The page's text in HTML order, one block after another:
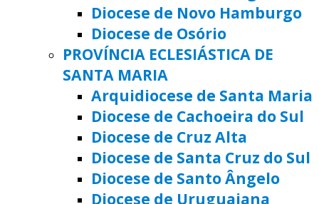
Diocese de Novo Hamburgo
Diocese de Osório
PROVÍNCIA ECLESIÁSTICA DE
SANTA MARIA
Arquidiocese de Santa Maria
Diocese de Cachoeira do Sul
Diocese de Cruz Alta
Diocese de Santa Cruz do Sul
Diocese de Santo Ângelo
Diocese de Uruguaiana